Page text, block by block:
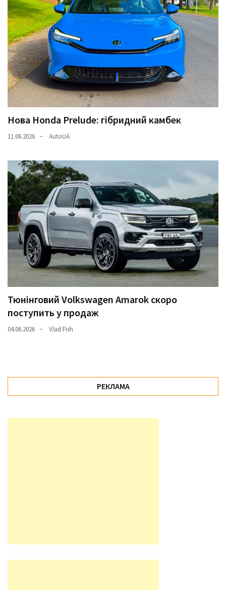
Нова Honda Prelude: гібридний камбек
11.06.2026 AutoUA
Тюнінговий Volkswagen Amarok скоро
поступить у продаж
04.06.2026 Vlad Fish
РЕКЛАМА